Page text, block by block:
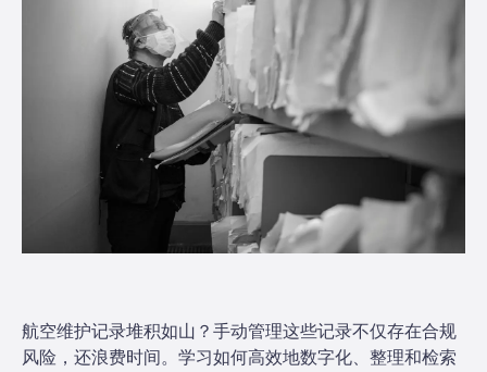
航空维护记录堆积如山？手动管理这些记录不仅存在合规
风险，还浪费时间。学习如何高效地数字化、整理和检索